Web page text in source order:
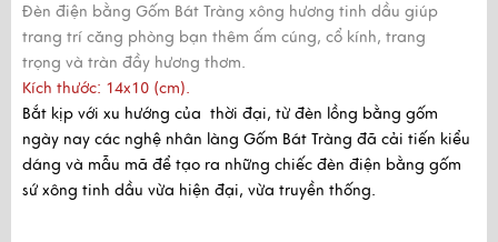
Đèn điện bằng Gốm Bát Tràng xông hương tinh dầu giúp
trang trí căng phòng bạn thêm ấm cúng, cổ kính, trang
trọng và tràn đầy hương thơm.
Kích thước: 14x10 (cm).
Bắt kịp với xu hướng của thời đại, từ đèn lồng bằng gốm
ngày nay các nghệ nhân làng Gốm Bát Tràng đã cải tiến kiểu
dáng và mẫu mã để tạo ra những chiếc đèn điện bằng gốm
sứ xông tinh dầu vừa hiện đại, vừa truyền thống.